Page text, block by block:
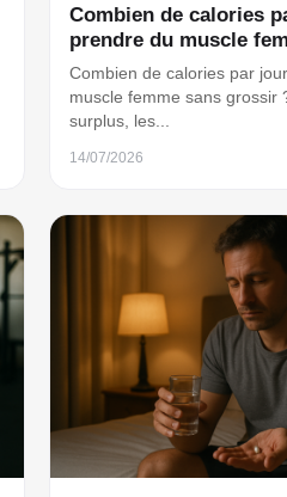
Combien de calories
prendre du muscle
Combien de calories par
muscle femme sans grossir
surplus, les...
14/07/2026